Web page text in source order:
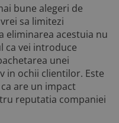
bune alegeri de
sa limitezi
eliminarea acestuia nu
ca vei introduce
unei
in ochii clientilor. Este
are un impact
reputatia companiei